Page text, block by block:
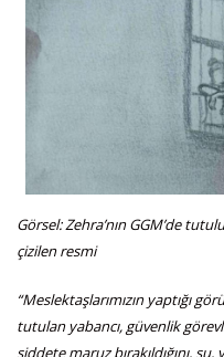
Görsel: Zehra’nın GGM’de
çizilen resmi
“Meslektaşlarımızın yaptığı
tutulan yabancı, güvenlik
şiddete maruz bırakıldığını,